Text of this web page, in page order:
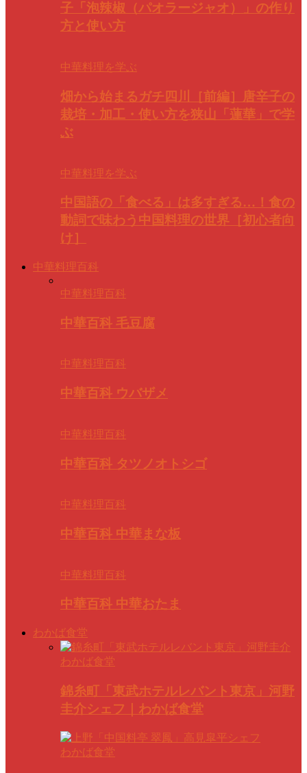
子「泡辣椒（パオラージャオ）」の作り
方と使い方
中華料理を学ぶ
畑から始まるガチ四川［前編］唐辛子の
栽培・加工・使い方を狭山「蓮華」で学
ぶ
中華料理を学ぶ
中国語の「食べる」は多すぎる…！食の
動詞で味わう中国料理の世界［初心者向
け］
中華料理百科
中華料理百科
中華百科 毛豆腐
中華料理百科
中華百科 ウバザメ
中華料理百科
中華百科 タツノオトシゴ
中華料理百科
中華百科 中華まな板
中華料理百科
中華百科 中華おたま
わかば食堂
わかば食堂
錦糸町「東武ホテルレバント東京」河野
圭介シェフ｜わかば食堂
わかば食堂